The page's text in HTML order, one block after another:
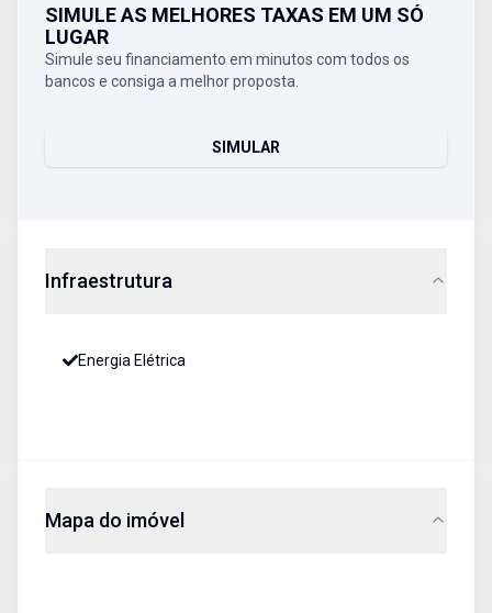
SIMULE AS MELHORES TAXAS EM UM SÓ
LUGAR
Simule seu financiamento em minutos com todos os
bancos e consiga a melhor proposta.
SIMULAR
Infraestrutura
Energia Elétrica
Mapa do imóvel